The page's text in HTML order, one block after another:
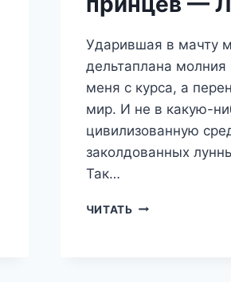
Ударившая в мачту
дельтаплана молния
меня с курса, а
мир. И не в какую-
цивилизованную
заколдованных
Так…
ЧИТАТЬ НЕВЕСТА